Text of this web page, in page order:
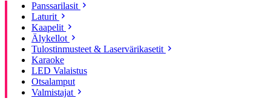
Panssarilasit
Laturit
Kaapelit
Älykellot
Tulostinmusteet & Laservärikasetit
Karaoke
LED Valaistus
Otsalamput
Valmistajat